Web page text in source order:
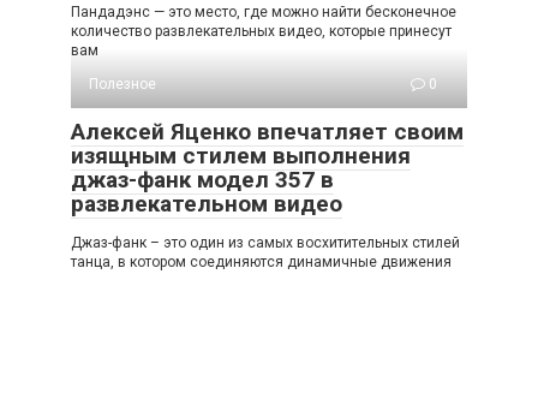
Пандадэнс — это место, где можно найти бесконечное
количество развлекательных видео, которые принесут
вам
Полезное
0
Алексей Яценко впечатляет своим
изящным стилем выполнения
джаз-фанк модел 357 в
развлекательном видео
Джаз-фанк – это один из самых восхитительных стилей
танца, в котором соединяются динамичные движения